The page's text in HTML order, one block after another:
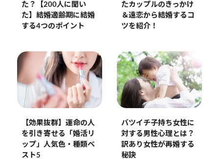
た？【200人に聞い
た】結婚適齢期に結婚
する4つのポイント
たカップルのきっかけ
＆遠恋から結婚するコ
ツを紹介！
【効果抜群】運命の人
を引き寄せる「婚活リ
ップ」人気色・種類ベ
スト5
バツイチ子持ち女性に
対する男性心理とは？
訳あり女性が再婚する
秘訣